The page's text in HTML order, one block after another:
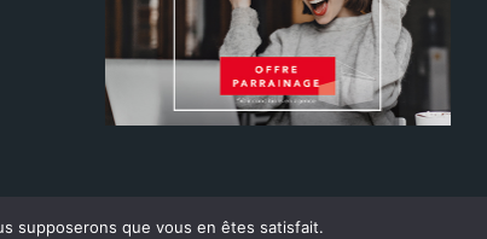
supposerons que vous en êtes satisfait.